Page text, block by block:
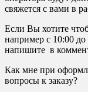
свяжется с вами в
Если Вы хотите
например с 10:00 до
напишите в
Как мне при
вопросы к заказу?